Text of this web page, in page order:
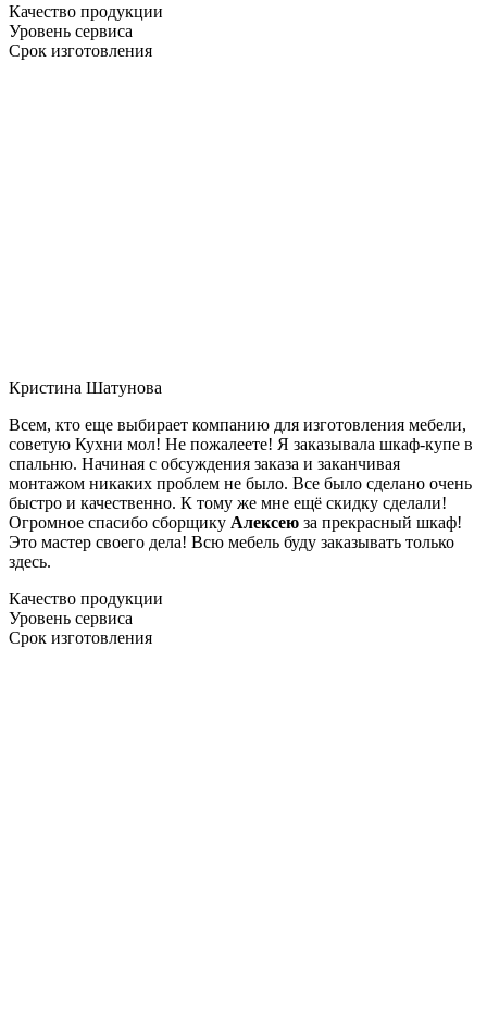
Качество продукции
Уровень сервиса
Срок изготовления
Кристина Шатунова
Всем, кто еще выбирает компанию для изготовления мебели,
советую Кухни мол! Не пожалеете! Я заказывала шкаф-купе в
спальню. Начиная с обсуждения заказа и заканчивая
монтажом никаких проблем не было. Все было сделано очень
быстро и качественно. К тому же мне ещё скидку сделали!
Огромное спасибо сборщику Алексею за прекрасный шкаф!
Это мастер своего дела! Всю мебель буду заказывать только
здесь.
Качество продукции
Уровень сервиса
Срок изготовления